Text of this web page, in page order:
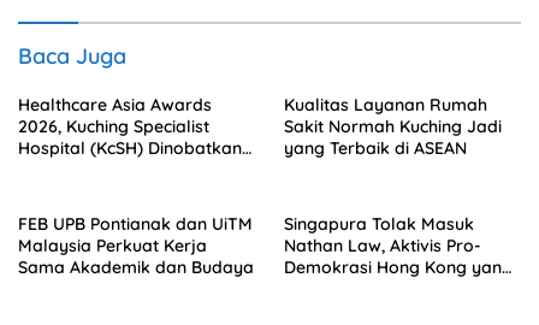
Baca Juga
Healthcare Asia Awards
2026, Kuching Specialist
Hospital (KcSH) Dinobatkan
Kualitas Layanan Rumah
Sakit Normah Kuching Jadi
yang Terbaik di ASEAN
FEB UPB Pontianak dan UiTM
Malaysia Perkuat Kerja
Sama Akademik dan Budaya
Singapura Tolak Masuk
Nathan Law, Aktivis Pro-
Demokrasi Hong Kong yang